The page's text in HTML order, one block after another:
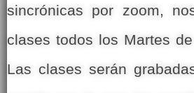
sincrónicas por zoom,
clases todos los Martes
Las clases serán